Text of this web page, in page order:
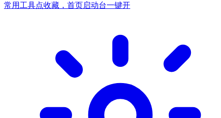
常用工具点收藏，首页启动台一键开